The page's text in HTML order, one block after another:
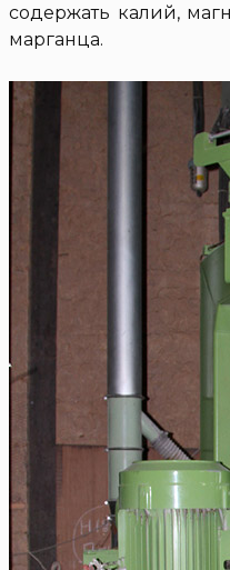
содержать калий,
марганца.